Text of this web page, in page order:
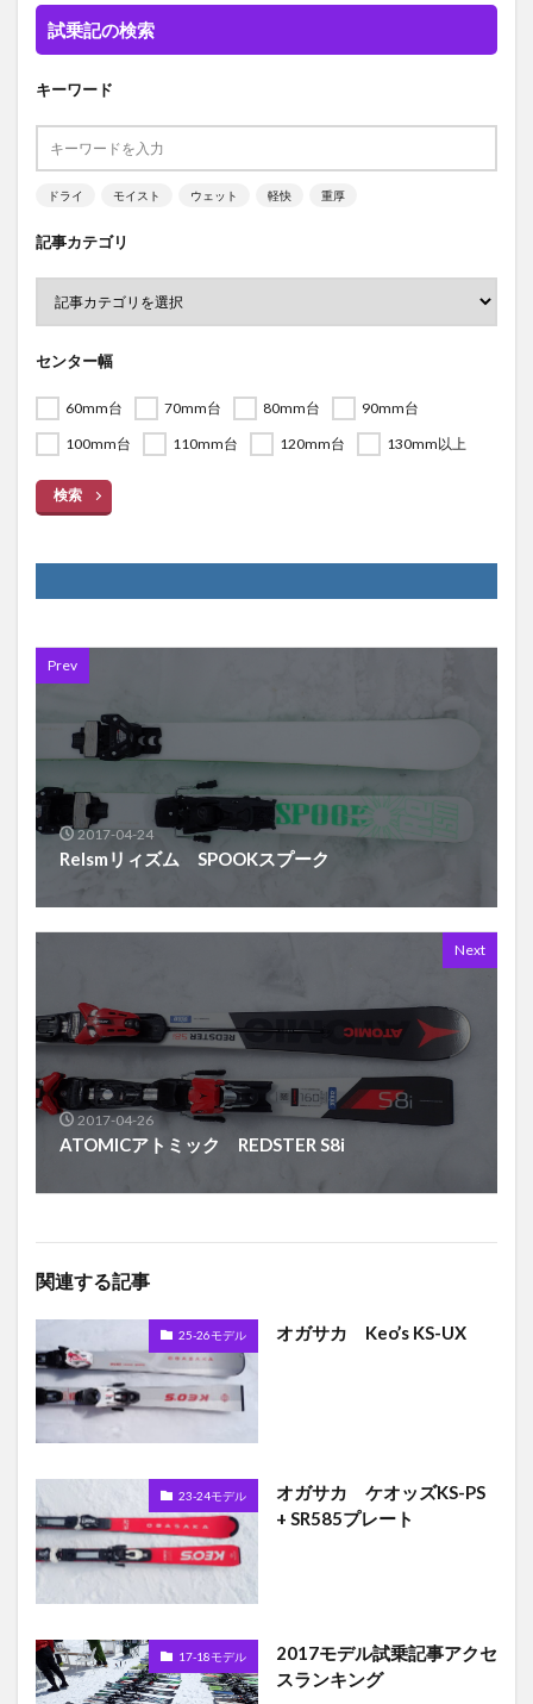
試乗記の検索
キーワード
ドライ モイスト ウェット 軽快 重厚
記事カテゴリ
センター幅
60mm台 70mm台 80mm台
90mm台
100mm台
110mm台 120mm台 130mm以上
検索
Prev
2017-04-24
ReIsmリィズム SPOOKスプーク
Next
2017-04-26
ATOMICアトミック REDSTER S8i
関連する記事
25-26モデル オガサカ Keo’s KS-UX
23-24モデル
オガサカ ケオッズKS-PS
+ SR585プレート
17-18モデル
2017モデル試乗記事アクセ
スランキング